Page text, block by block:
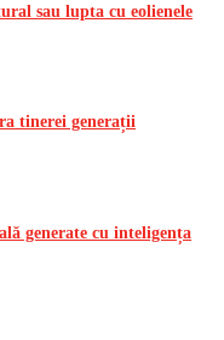
sau lupta cu eolienele
tinerei generații
generate cu inteligența